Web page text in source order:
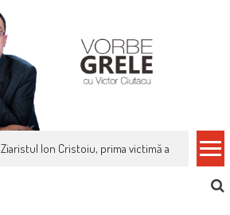
Ziaristul Ion Cristoiu, prima victimă a noi